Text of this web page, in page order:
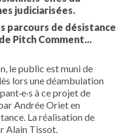
judiciarisées.
parcours de désistance
Pitch Comment...
le public est muni de
lors une déambulation
à ce projet de
Andrée Oriet en
La réalisation de
Alain Tissot.